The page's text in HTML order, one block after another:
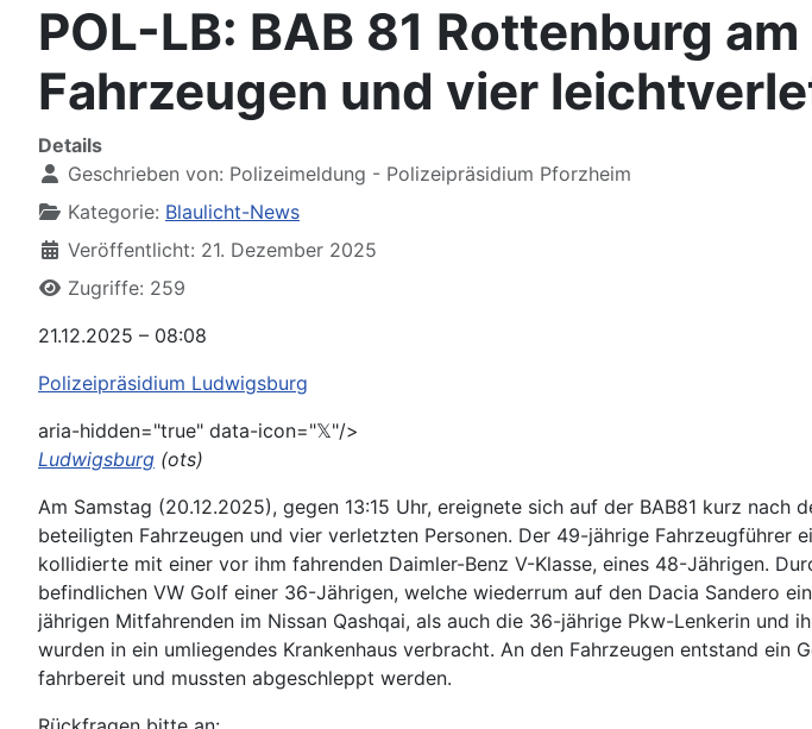
POL-LB: BAB 81 Rottenburg
Fahrzeugen und vier
Details
Geschrieben von: Polizeimeldung - Polizeipräsidium Pforzheim
Kategorie: Blaulicht-News
Veröffentlicht: 21. Dezember 2025
Zugriffe: 259
21.12.2025 – 08:08
Polizeipräsidium Ludwigsburg
aria-hidden="true" data-icon="𝕏"/>
Ludwigsburg (ots)
Am Samstag (20.12.2025), gegen 13:15 Uhr, ereignete sich auf der BAB81 kurz
beteiligten Fahrzeugen und vier verletzten Personen. Der 49-jährige Fahrzeugführer
kollidierte mit einer vor ihm fahrenden Daimler-Benz V-Klasse, eines 48-Jährigen.
befindlichen VW Golf einer 36-Jährigen, welche wiederrum auf den Dacia Sandero
jährigen Mitfahrenden im Nissan Qashqai, als auch die 36-jährige Pkw-Lenkerin
wurden in ein umliegendes Krankenhaus verbracht. An den Fahrzeugen entstand
fahrbereit und mussten abgeschleppt werden.